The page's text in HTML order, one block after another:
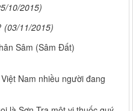
10/2015)
(03/11/2015)
Sâm (Sâm Đất)
Nam nhiều người đang